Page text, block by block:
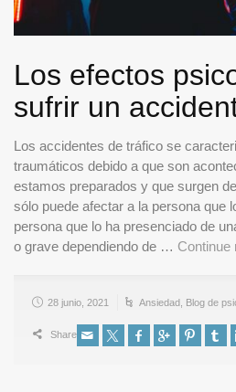
Los efectos
sufrir un
Los accidentes de tráfico se
traumáticos debido a que son
estamos preparados y que surgen
sólo puede afectar a la persona que
persona que lo ha presenciado de
o grave dependiendo de … Continue
28 junio, 2021 Ansiedad Blog de
Share